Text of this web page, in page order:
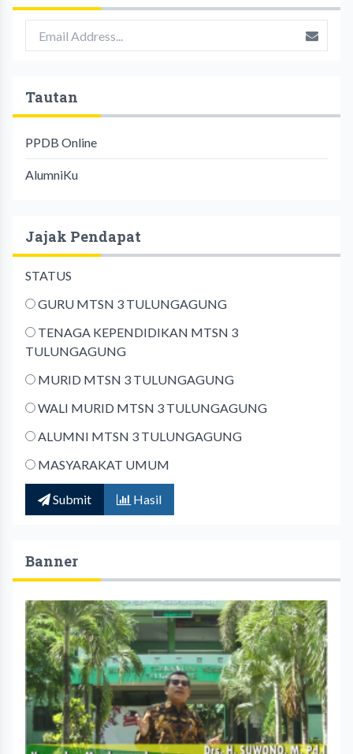
Tautan
PPDB Online
AlumniKu
Jajak Pendapat
STATUS
GURU MTSN 3 TULUNGAGUNG
TENAGA KEPENDIDIKAN MTSN 3
TULUNGAGUNG
MURID MTSN 3 TULUNGAGUNG
WALI MURID MTSN 3 TULUNGAGUNG
ALUMNI MTSN 3 TULUNGAGUNG
MASYARAKAT UMUM
Submit Hasil
Banner